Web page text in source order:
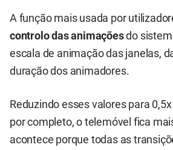
A função mais usada por
controlo das animaçõesdo
escala de animação das janelas,
duração dos animadores.
Reduzindo esses valores para
por completo, o telemóvel fica
acontece porque todas as